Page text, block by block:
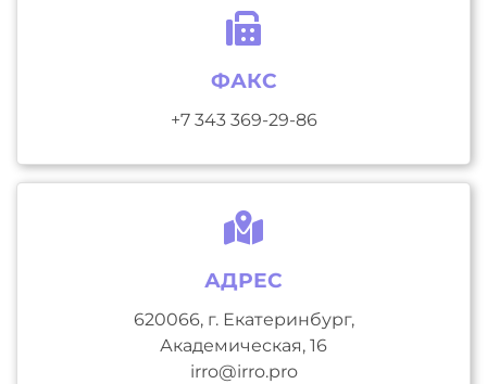
ФАКС
+7 343 369-29-86
АДРЕС
620066, г. Екатеринбург,
Академическая, 16
irro@irro.pro